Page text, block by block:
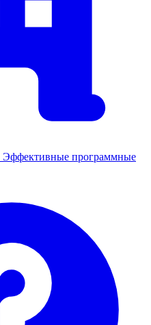
Эффективные программные